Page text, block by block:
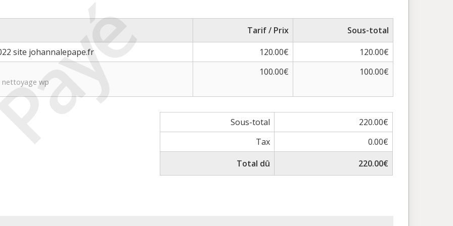
Tarif / Prix
Sous-total
site johannalepape.fr
120.00€ 120.00€
nettoyage wp
100.00€ 100.00€
Sous-total
220.00€
Tax
0.00€
Total dû
220.00€